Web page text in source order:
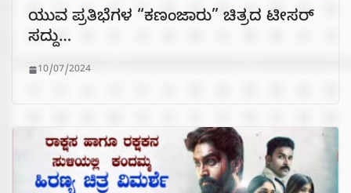
ಯುವ ಪ್ರತಿಭೆಗಳ “ಕಣಂಜಾರು” ಚಿತ್ರದ ಟೀಸರ್
ಸದ್ದು…
10/07/2024